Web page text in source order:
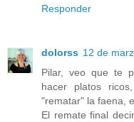
Responder
dolorss 12 de
Pilar, veo que te
hacer platos
"rematar" la faena,
El remate final